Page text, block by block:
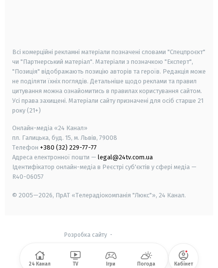
Всі комерційні рекламні матеріали позначені словами "Спецпроєкт"
чи "Партнерський матеріал". Матеріали з позначкою "Експерт",
"Позиція" відображають позицію авторів та героїв. Редакція може
не поділяти їхніх поглядів. Детальніше щодо реклами та правил
цитування можна ознайомитись в правилах користування сайтом.
Усі права захищені. Матеріали сайту призначені для осіб старше 21
року (21+)
Онлайн-медіа «24 Канал»
пл. Галицька, буд. 15, м. Львів, 79008
Телефон +380 (32) 229-77-77
Адреса електронної пошти — legal@24tv.com.ua
Ідентифікатор онлайн-медіа в Реєстрі суб'єктів у сфері медіа —
R40-06057
© 2005—2026, ПрАТ «Телерадіокомпанія "Люкс"», 24 Канал.
Розробка сайту-
24 Канал TV Ігри Погода Кабінет